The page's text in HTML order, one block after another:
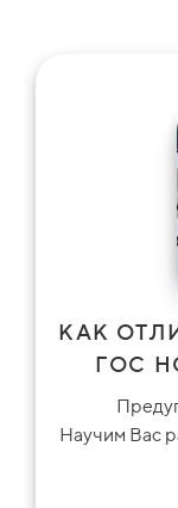
КАК
ГОС
Научим Вас